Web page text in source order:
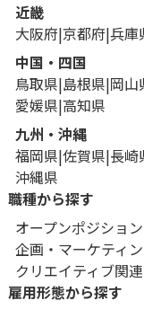
近畿
大阪府 京都府 兵庫
中国・四国
鳥取県 島根県 岡山
愛媛県 高知県
九州・沖縄
福岡県 佐賀県 長崎
沖縄県
職種から探す
オープンポジショ
企画・マーケティ
クリエイティブ関連
雇用形態から探す